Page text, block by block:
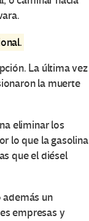
La última vez
la muerte
eliminar los
lo que la gasolina
que el diésel
además un
empresas y